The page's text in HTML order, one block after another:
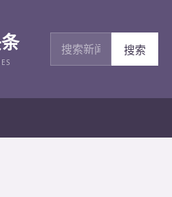
搜索新闻
搜索